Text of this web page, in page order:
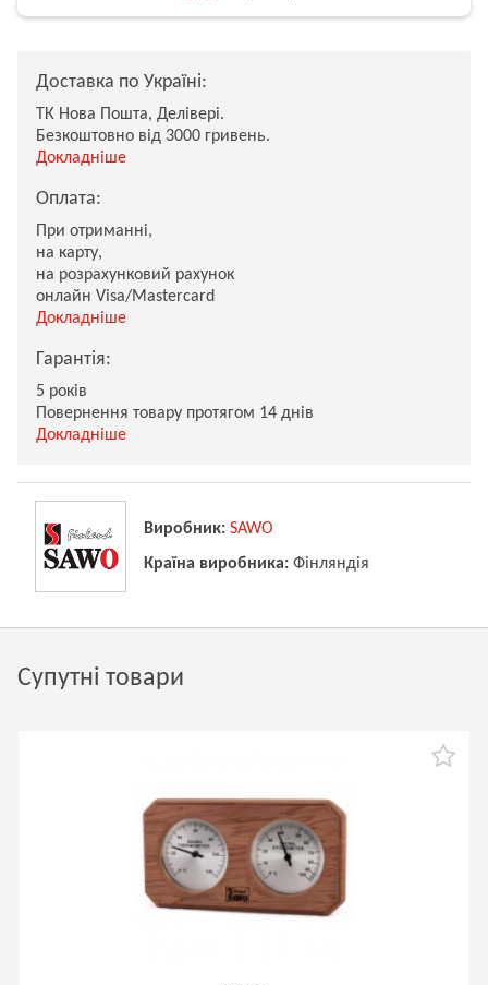
Доставка по Україні:
ТК Нова Пошта, Делівері.
Безкоштовно від 3000 гривень.
Докладніше
Оплата:
При отриманні,
на карту,
на розрахунковий рахунок
онлайн Visa/Mastercard
Докладніше
Гарантія:
5 років
Повернення товару протягом 14 днів
Докладніше
Виробник: SAWO
Країна виробника: Фінляндія
Супутні товари